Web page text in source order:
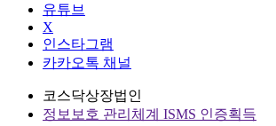
유튜브
X
인스타그램
카카오톡 채널
코스닥상장법인
정보보호 관리체계 ISMS 인증획득